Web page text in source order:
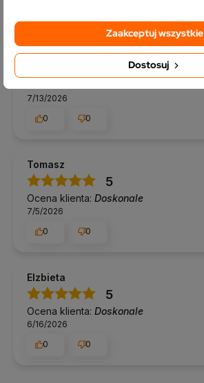
Kacper
7/13/2026
0
0
Tomasz
5
Ocena klienta: Doskonale
7/5/2026
0
0
Elzbieta
5
Ocena klienta: Doskonale
6/16/2026
0
0
Dostosuj
Zaakceptuj wszystkie